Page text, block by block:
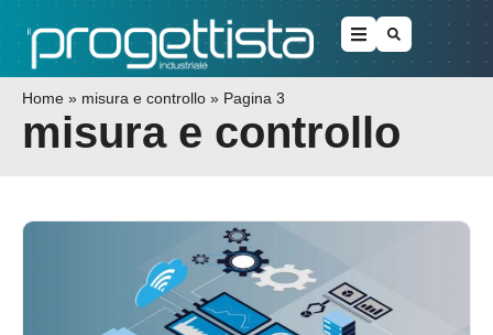
Home » misura e controllo » Pagina 3
misura e controllo